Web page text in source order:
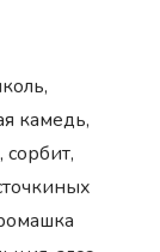
камедь,